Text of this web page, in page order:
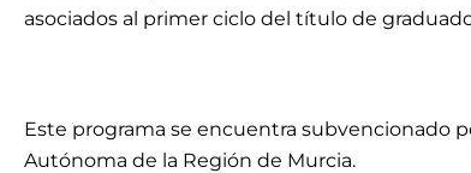
asociados al primer ciclo del título de
Este programa se encuentra subvencionado
Autónoma de la Región de Murcia.